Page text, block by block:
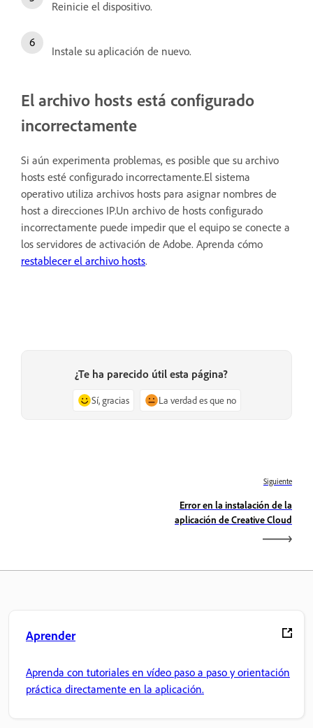
Reinicie el dispositivo.
Instale su aplicación de nuevo.
El archivo hosts está configurado
incorrectamente
Si aún experimenta problemas, es posible que su archivo
hosts esté configurado incorrectamente.El sistema
operativo utiliza archivos hosts para asignar nombres de
host a direcciones IP.Un archivo de hosts configurado
incorrectamente puede impedir que el equipo se conecte a
los servidores de activación de Adobe. Aprenda cómo
restablecer el archivo hosts.
¿Te ha parecido útil esta página?
Sí, gracias La verdad es que no
Siguiente
Error en la instalación de la
aplicación de Creative Cloud
Aprender
Aprenda con tutoriales en vídeo paso a paso y orientación
práctica directamente en la aplicación.